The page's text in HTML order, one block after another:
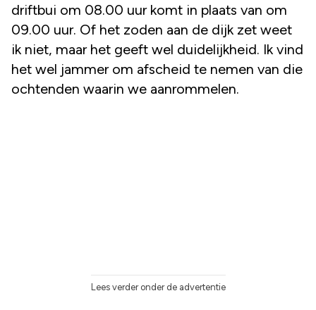
driftbui om 08.00 uur komt in plaats van om
09.00 uur. Of het zoden aan de dijk zet weet
ik niet, maar het geeft wel duidelijkheid. Ik vind
het wel jammer om afscheid te nemen van die
ochtenden waarin we aanrommelen.
Lees verder onder de advertentie